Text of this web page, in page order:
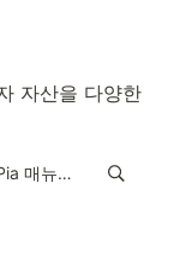
자산을 다양한